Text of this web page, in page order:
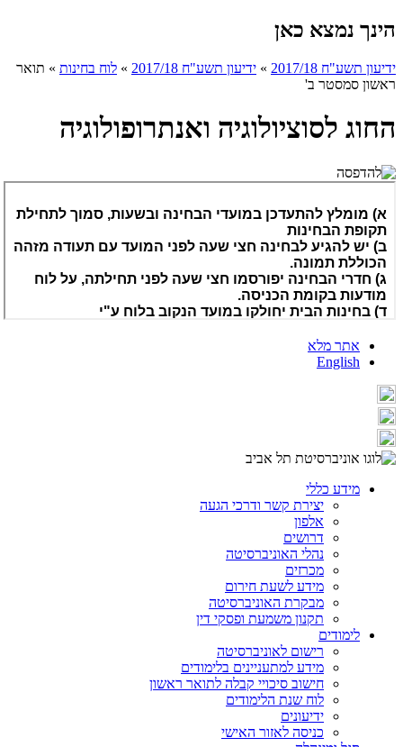
הינך נמצא כאן
ידיעון תשע"ח 2017/18 » ידיעון תשע"ח 2017/18 » לוח בחינות » תואר
ראשון סמסטר ב'
החוג לסוציולוגיה ואנתרופולוגיה
אתר מלא
English
מידע כללי
יצירת קשר ודרכי הגעה
אלפון
דרושים
נהלי האוניברסיטה
מכרזים
מידע לשעת חירום
מבקרת האוניברסיטה
תקנון משמעת ופסקי דין
לימודים
רישום לאוניברסיטה
מידע למתעניינים בלימודים
חישוב סיכויי קבלה לתואר ראשון
לוח שנת הלימודים
ידיעונים
כניסה לאזור האישי